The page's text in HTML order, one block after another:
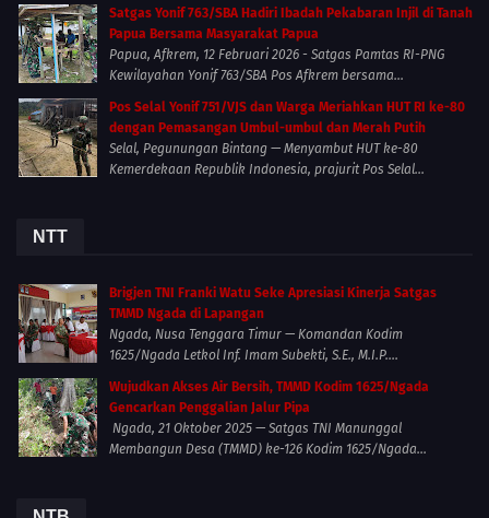
Satgas Yonif 763/SBA Hadiri Ibadah Pekabaran Injil di Tanah
Papua Bersama Masyarakat Papua
Papua, Afkrem, 12 Februari 2026 - Satgas Pamtas RI-PNG
Kewilayahan Yonif 763/SBA Pos Afkrem bersama...
Pos Selal Yonif 751/VJS dan Warga Meriahkan HUT RI ke-80
dengan Pemasangan Umbul-umbul dan Merah Putih
Selal, Pegunungan Bintang — Menyambut HUT ke-80
Kemerdekaan Republik Indonesia, prajurit Pos Selal...
NTT
Brigjen TNI Franki Watu Seke Apresiasi Kinerja Satgas
TMMD Ngada di Lapangan
Ngada, Nusa Tenggara Timur — Komandan Kodim
1625/Ngada Letkol Inf. Imam Subekti, S.E., M.I.P....
Wujudkan Akses Air Bersih, TMMD Kodim 1625/Ngada
Gencarkan Penggalian Jalur Pipa
Ngada, 21 Oktober 2025 — Satgas TNI Manunggal
Membangun Desa (TMMD) ke-126 Kodim 1625/Ngada...